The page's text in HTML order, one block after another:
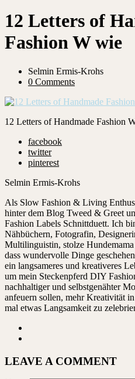
12 Letters of
Fashion W wie
Selmin Ermis-Krohs
0 Comments
12 Letters of Handmade Fashion
facebook
twitter
pinterest
Selmin Ermis-Krohs
Als Slow Fashion & Living
hinter dem Blog Tweed & Greet
Fashion Labels Schnittduett. Ich
Nähbüchern, Fotografin,
Multilinguistin, stolze
dass wundervolle Dinge
ein langsameres und kreativeres
um mein Steckenpferd DIY
nachhaltiger und selbstgenähter
anfeuern sollen, mehr Kreativität
mal etwas Langsamkeit zu
LEAVE A COMMENT